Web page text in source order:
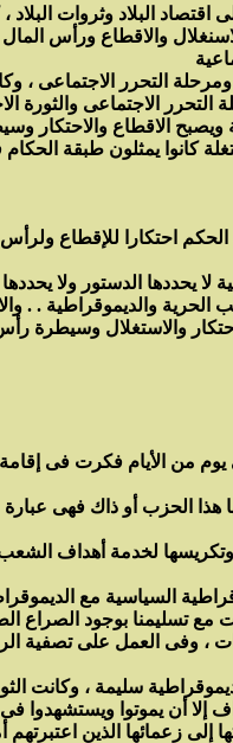
البلاد وثروات
والاقطاع ورأس
التحرر الاجتماعى
الاجتماعى والثورة
كانوا يمثلون طبقة
احتكارا للإقطاع
والديموقراطية . .
يوم من الأيام فكرت فى
بوجود الصراع
إلا أن يموتوا ويستشهدوا